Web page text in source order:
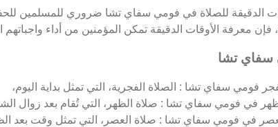
الدقيقة للصلاة في فومي سفاي تشا ضروري للمسلمين
فإن معرفة الأوقات الدقيقة تمكن المؤمنين من أداء واجباتهم
سفاي تشا
فومي سفاي تشا : الصلاة الفجرية، التي تمثل بداية اليوم،
في فومي سفاي تشا : صلاة الظهر، التي تُقام بعد زوال
في فومي سفاي تشا : صلاة العصر، التي تمثل وقت بعد